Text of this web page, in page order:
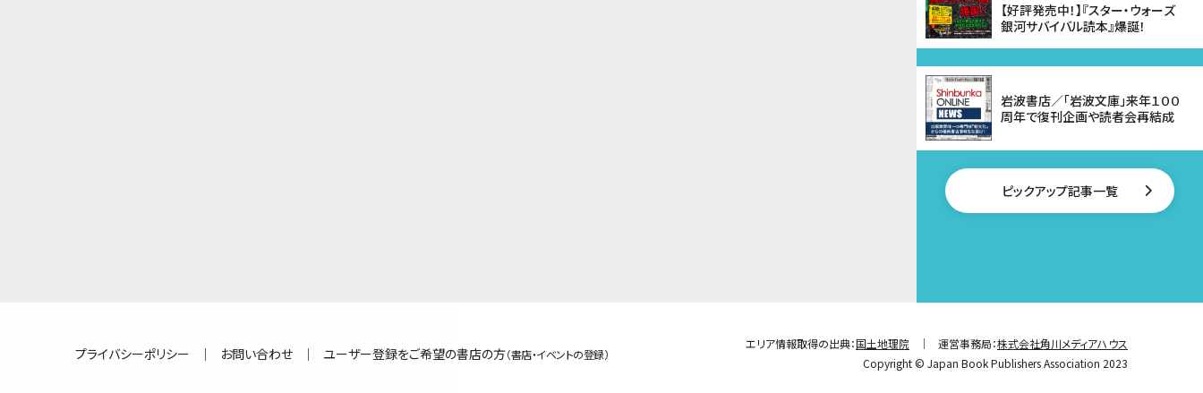
【好評発売中！】『スター・ウォーズ
銀河サバイバル読本』爆誕！
岩波書店／「岩波文庫」来年１００
周年で復刊企画や読者会再結成
ピックアップ記事一覧
プライバシーポリシー ｜ お問い合わせ ｜ ユーザー登録をご希望の書店の方（書店・イベントの登録）
エリア情報取得の出典：国土地理院 運営事務局：株式会社角川メディアハウス
Copyright © Japan Book Publishers Association 2023